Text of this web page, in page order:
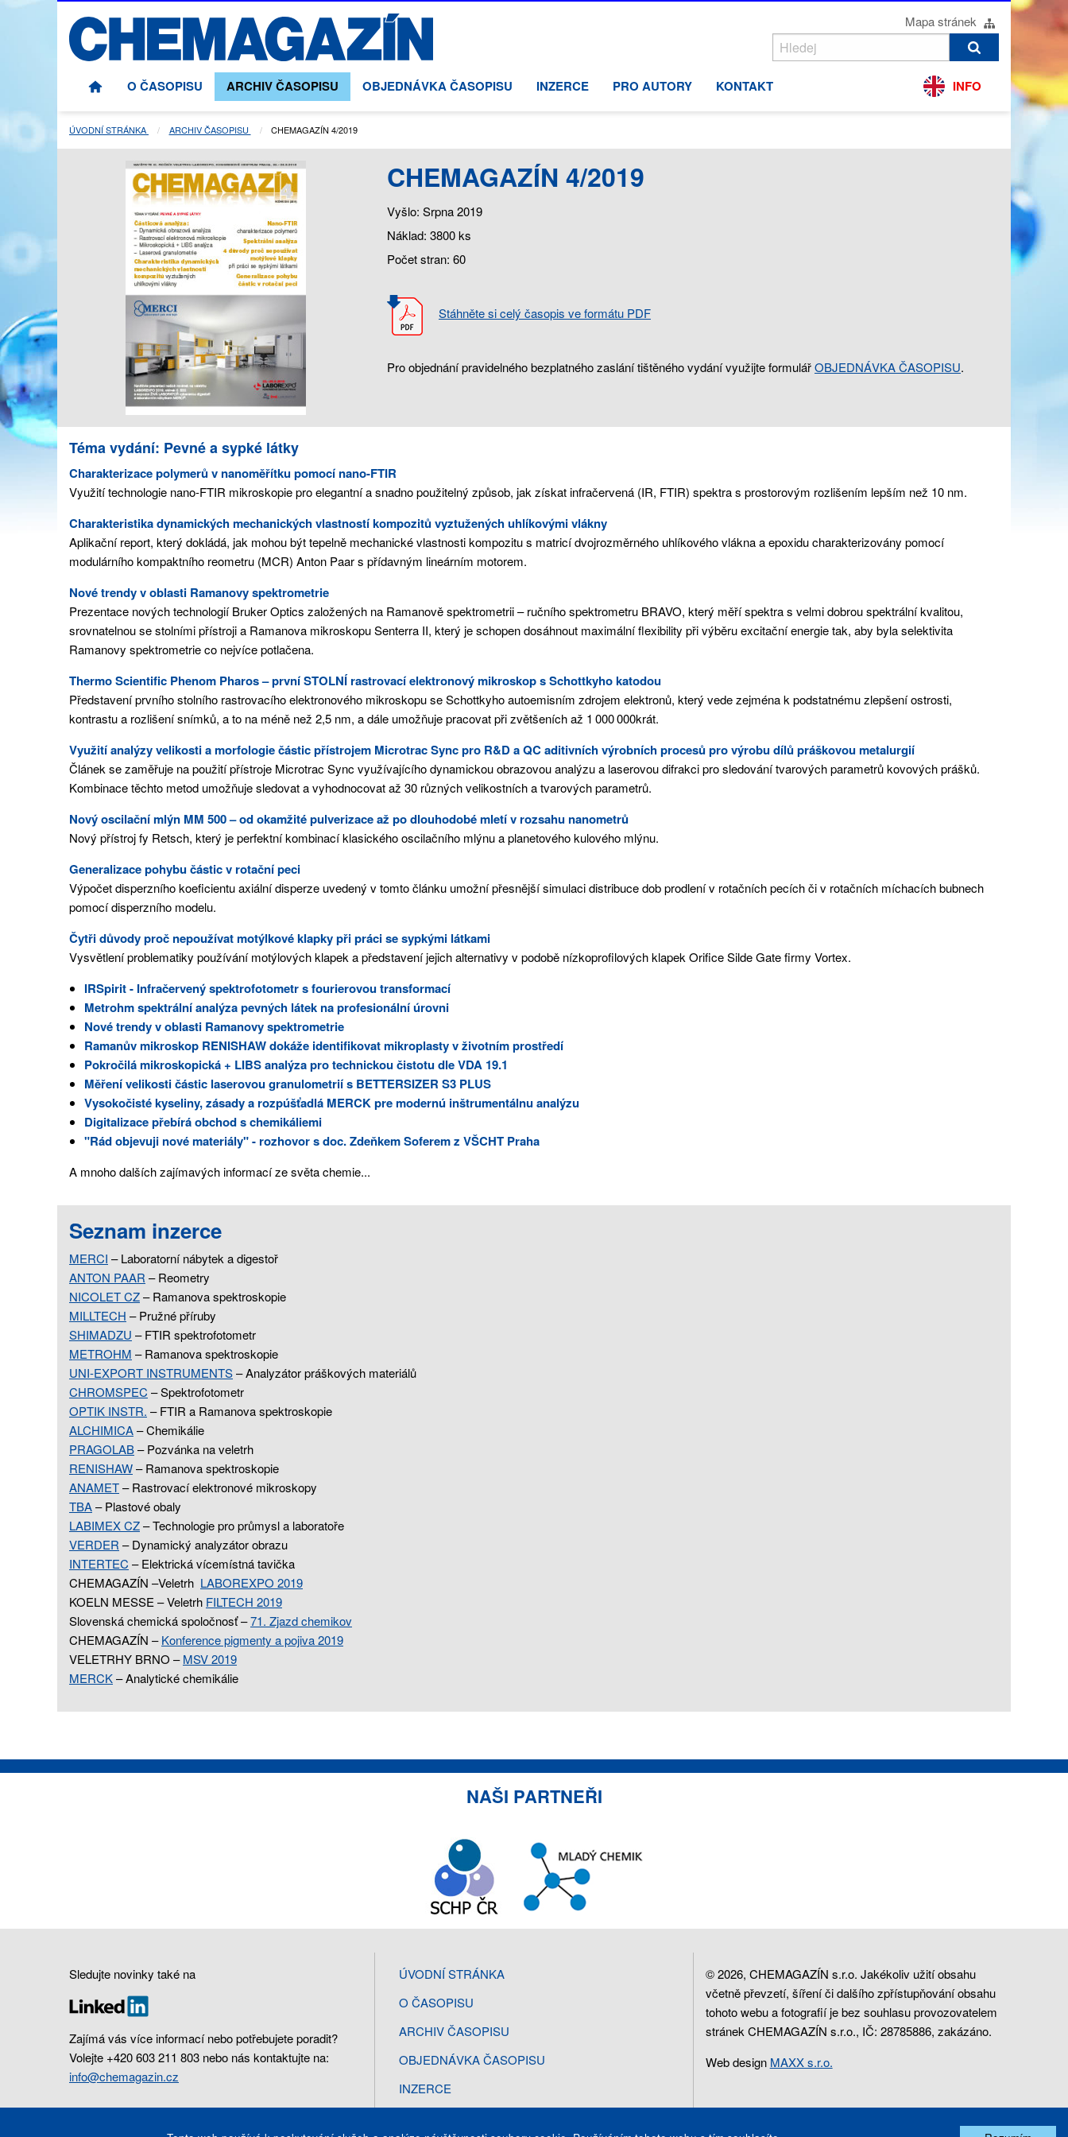
Mapa stránek
O ČASOPISU ARCHIV ČASOPISU OBJEDNÁVKA ČASOPISU INZERCE PRO AUTORY KONTAKT INFO
ÚVODNÍ STRÁNKA ARCHIV ČASOPISU AKTUÁLNÍ STRÁNKA:
CHEMAGAZÍN 4/2019
CHEMAGAZÍN 4/2019
Vyšlo: Srpna 2019
Náklad: 3800 ks
Počet stran: 60
Stáhněte si celý časopis ve formátu PDF
Pro objednání pravidelného bezplatného zaslání tištěného vydání využijte formulářOBJEDNÁVKA ČASOPISU.
Téma vydání: Pevné a sypké látky
Charakterizace polymerů v nanoměřítku pomocí nano-FTIR
Využití technologie nano-FTIR mikroskopie pro elegantní a snadno použitelný způsob, jak získat infračervená (IR, FTIR) spektra s prostorovým rozlišením lepším než 10 nm.
Charakteristika dynamických mechanických vlastností kompozitů vyztužených uhlíkovými vlákny
Aplikační report, který dokládá, jak mohou být tepelně mechanické vlastnosti kompozitu s matricí dvojrozměrného uhlíkového vlákna a epoxidu charakterizovány pomocí
modulárního kompaktního reometru (MCR) Anton Paar s přídavným lineárním motorem.
Nové trendy v oblasti Ramanovy spektrometrie
Prezentace nových technologií Bruker Optics založených na Ramanově spektrometrii – ručního spektrometru BRAVO, který měří spektra s velmi dobrou spektrální kvalitou,
srovnatelnou se stolními přístroji a Ramanova mikroskopu Senterra II, který je schopen dosáhnout maximální flexibility při výběru excitační energie tak, aby byla selektivita
Ramanovy spektrometrie co nejvíce potlačena.
Thermo Scientific Phenom Pharos – první STOLNÍ rastrovací elektronový mikroskop s Schottkyho katodou
Představení prvního stolního rastrovacího elektronového mikroskopu se Schottkyho autoemisním zdrojem elektronů, který vede zejména k podstatnému zlepšení ostrosti,
kontrastu a rozlišení snímků, a to na méně než 2,5 nm, a dále umožňuje pracovat při zvětšeních až 1 000 000krát.
Využití analýzy velikosti a morfologie částic přístrojem Microtrac Sync pro R&D a QC aditivních výrobních procesů pro výrobu dílů práškovou metalurgií
Článek se zaměřuje na použití přístroje Microtrac Sync využívajícího dynamickou obrazovou analýzu a laserovou difrakci pro sledování tvarových parametrů kovových prášků.
Kombinace těchto metod umožňuje sledovat a vyhodnocovat až 30 různých velikostních a tvarových parametrů.
Nový oscilační mlýn MM 500 – od okamžité pulverizace až po dlouhodobé mletí v rozsahu nanometrů
Nový přístroj fy Retsch, který je perfektní kombinací klasického oscilačního mlýnu a planetového kulového mlýnu.
Generalizace pohybu částic v rotační peci
Výpočet disperzního koeficientu axiální disperze uvedený v tomto článku umožní přesnější simulaci distribuce dob prodlení v rotačních pecích či v rotačních míchacích bubnech
pomocí disperzního modelu.
Čytři důvody proč nepoužívat motýlkové klapky při práci se sypkými látkami
Vysvětlení problematiky používání motýlových klapek a představení jejich alternativy v podobě nízkoprofilových klapek Orifice Silde Gate firmy Vortex.
IRSpirit - Infračervený spektrofotometr s fourierovou transformací
Metrohm spektrální analýza pevných látek na profesionální úrovni
Nové trendy v oblasti Ramanovy spektrometrie
Ramanův mikroskop RENISHAW dokáže identifikovat mikroplasty v životním prostředí
Pokročilá mikroskopická + LIBS analýza pro technickou čistotu dle VDA 19.1
Měření velikosti částic laserovou granulometrií s BETTERSIZER S3 PLUS
Vysokočisté kyseliny, zásady a rozpúšťadlá MERCK pre modernú inštrumentálnu analýzu
Digitalizace přebírá obchod s chemikáliemi
"Rád objevuji nové materiály" - rozhovor s doc. Zdeňkem Soferem z VŠCHT Praha
A mnoho dalších zajímavých informací ze světa chemie...
Seznam inzerce
MERCI –Laboratorní nábytek a digestoř
ANTON PAAR –Reometry
NICOLET CZ– Ramanova spektroskopie
MILLTECH – Pružné příruby
SHIMADZU – FTIR spektrofotometr
METROHM – Ramanova spektroskopie
UNI-EXPORT INSTRUMENTS–Analyzátor práškových materiálů
CHROMSPEC –Spektrofotometr
OPTIK INSTR. – FTIR a Ramanova spektroskopie
ALCHIMICA– Chemikálie
PRAGOLAB–Pozvánka na veletrh
RENISHAW– Ramanova spektroskopie
ANAMET– Rastrovací elektronové mikroskopy
TBA– Plastové obaly
LABIMEX CZ– Technologie pro průmysl a laboratoře
VERDER – Dynamický analyzátor obrazu
INTERTEC –Elektrická vícemístná tavička
CHEMAGAZÍN –Veletrh LABOREXPO 2019
KOELN MESSE – Veletrh FILTECH 2019
Slovenská chemická spoločnosť –71. Zjazd chemikov
CHEMAGAZÍN –Konference pigmenty a pojiva 2019
VELETRHY BRNO –MSV 2019
MERCK–Analytické chemikálie
NAŠI PARTNEŘI
Sledujte novinky také na
Zajímá vás více informací nebo potřebujete poradit?
Volejte +420 603 211 803 nebo nás kontaktujte na:
info@chemagazin.cz
ÚVODNÍ STRÁNKA
O ČASOPISU
ARCHIV ČASOPISU
OBJEDNÁVKA ČASOPISU
INZERCE
© 2026, CHEMAGAZÍN s.r.o. Jakékoliv užití obsahu
včetně převzetí, šíření či dalšího zpřístupňování obsahu
tohoto webu a fotografií je bez souhlasu provozovatelem
stránek CHEMAGAZÍN s.r.o., IČ: 28785886, zakázáno.
Web design MAXX s.r.o.